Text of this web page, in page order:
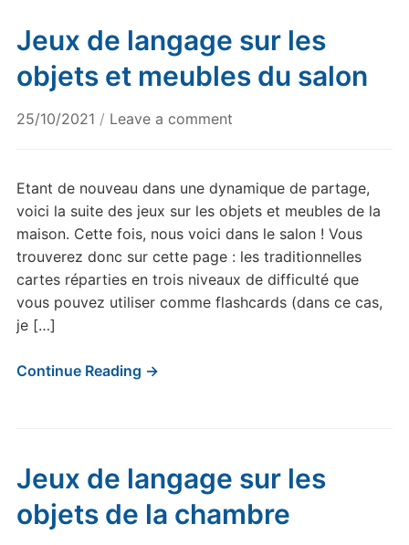
Jeux de langage sur les
objets et meubles du salon
25/10/2021 / Leave a comment
Etant de nouveau dans une dynamique de partage,
voici la suite des jeux sur les objets et meubles de la
maison. Cette fois, nous voici dans le salon ! Vous
trouverez donc sur cette page : les traditionnelles
cartes réparties en trois niveaux de difficulté que
vous pouvez utiliser comme flashcards (dans ce cas,
je […]
Continue Reading →
Jeux de langage sur les
objets de la chambre